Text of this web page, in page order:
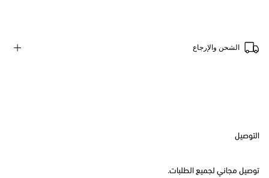
الشحن والإرجاع
التوصيل
توصيل مجاني لجميع الطلبات.